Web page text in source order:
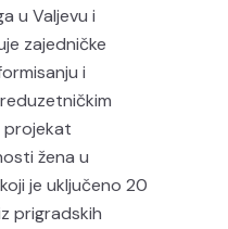
u Valjevu i
zajedničke
i
projekat
žena u
je uključeno 20
prigradskih